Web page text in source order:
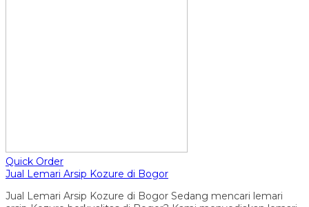
Quick Order
Jual Lemari Arsip Kozure di Bogor
Jual Lemari Arsip Kozure di Bogor Sedang mencari lemari